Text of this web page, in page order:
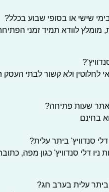
שישי או בסופי שבוע בכלל?
מומלץ לוודא תמיד זמני
ולא קשור לבתי העסק
שעות פתיחה?
בחינם
סנדוויץ' ביתר עלית?
דלי סנדוויץ' כגון מפה,
ביתר עלית בערב חג?